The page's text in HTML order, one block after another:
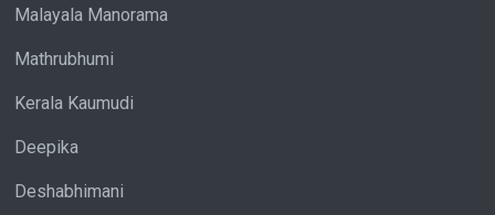
Malayala Manorama
Mathrubhumi
Kerala Kaumudi
Deepika
Deshabhimani